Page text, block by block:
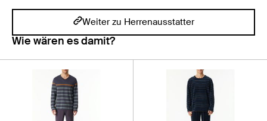
Weiter zu Herrenausstatter
Wie wären es damit?